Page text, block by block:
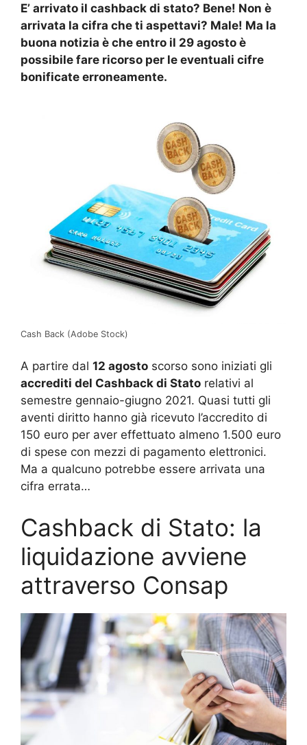
E’ arrivato il cashback di stato? Bene! Non è
arrivata la cifra che ti aspettavi? Male! Ma la
buona notizia è che entro il 29 agosto è
possibile fare ricorso per le eventuali cifre
bonificate erroneamente.
Cash Back (Adobe Stock)
A partire dal 12 agosto scorso sono iniziati gli
accrediti del Cashback di Stato relativi al
semestre gennaio-giugno 2021. Quasi tutti gli
aventi diritto hanno già ricevuto l’accredito di
150 euro per aver effettuato almeno 1.500 euro
di spese con mezzi di pagamento elettronici.
Ma a qualcuno potrebbe essere arrivata una
cifra errata…
Cashback di Stato: la
liquidazione avviene
attraverso Consap